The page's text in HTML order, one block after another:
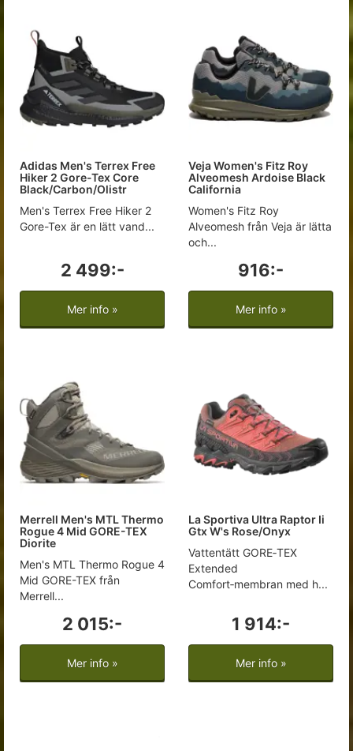
Adidas Men's Terrex Free
Hiker 2 Gore-Tex Core
Black/Carbon/Olistr
Men's Terrex Free Hiker 2
Gore-Tex är en lätt vand...
2 499:-
Mer info »
Veja Women's Fitz Roy
Alveomesh Ardoise Black
California
Women's Fitz Roy
Alveomesh från Veja är lätta
och...
916:-
Mer info »
Merrell Men's MTL Thermo
Rogue 4 Mid GORE-TEX
Diorite
Men's MTL Thermo Rogue 4
Mid GORE-TEX från
Merrell...
2 015:-
Mer info »
La Sportiva Ultra Raptor Ii
Gtx W's Rose/Onyx
Vattentätt GORE‑TEX
Extended
Comfort‑membran med h...
1 914:-
Mer info »